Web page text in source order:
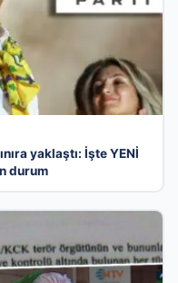
yaklaştı: İşte YENİ
durum